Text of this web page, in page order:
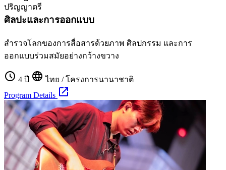
ปริญญาตรี
ศิลปะและการออกแบบ
สำรวจโลกของการสื่อสารด้วยภาพ ศิลปกรรม และการ
ออกแบบร่วมสมัยอย่างกว้างขวาง
schedule 4 ปี language ไทย / โครงการนานาชาติ
Program Details open_in_new